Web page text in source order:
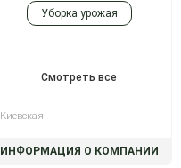
Уборка урожая
Смотреть все
Киевская
ИНФОРМАЦИЯ О КОМПАНИИ